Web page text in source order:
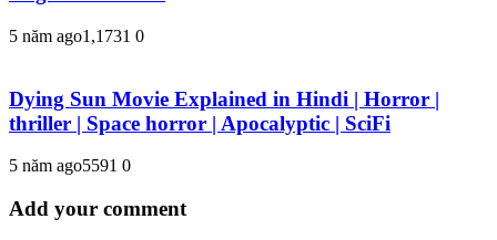
5 năm ago1,1731 0
Dying Sun Movie Explained in Hindi | Horror |
thriller | Space horror | Apocalyptic | SciFi
5 năm ago5591 0
Add your comment